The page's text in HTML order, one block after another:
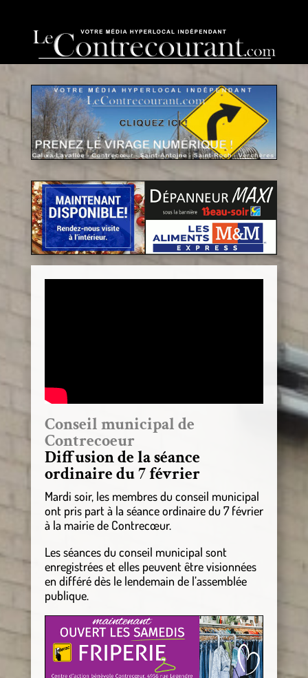
Conseil municipal de
Contrecoeur
Diffusion de la séance
ordinaire du 7 février
Mardi soir, les membres du conseil municipal
ont pris part à la séance ordinaire du 7 février
à la mairie de Contrecœur.
Les séances du conseil municipal sont
enregistrées et elles peuvent être visionnées
en différé dès le lendemain de l’assemblée
publique.